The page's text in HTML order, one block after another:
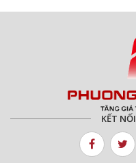
Quạt
loại
KẾT